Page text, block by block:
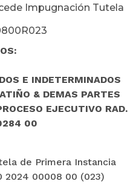
Impugnación Tutela
E INDETERMINADOS
& DEMAS PARTES
EJECUTIVO RAD.
00
de Primera Instancia
2024 00008 00 (023)